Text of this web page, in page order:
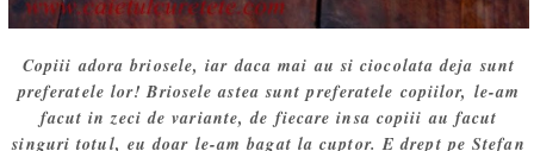
Copiii adora briosele, iar daca mai au si ciocolata deja sunt
preferatele lor! Briosele astea sunt preferatele copiilor, le-am
facut in zeci de variante, de fiecare insa copiii au facut
singuri totul, eu doar le-am bagat la cuptor. E drept pe Stefan